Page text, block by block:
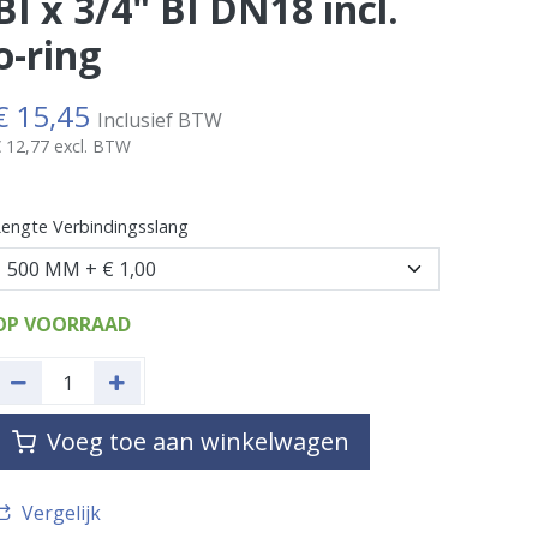
ring
15,45 Inclusief BTW
12,77 excl. BTW
Verbindingsslang
VOORRAAD
Voeg toe aan winkelwagen
Vergelijk